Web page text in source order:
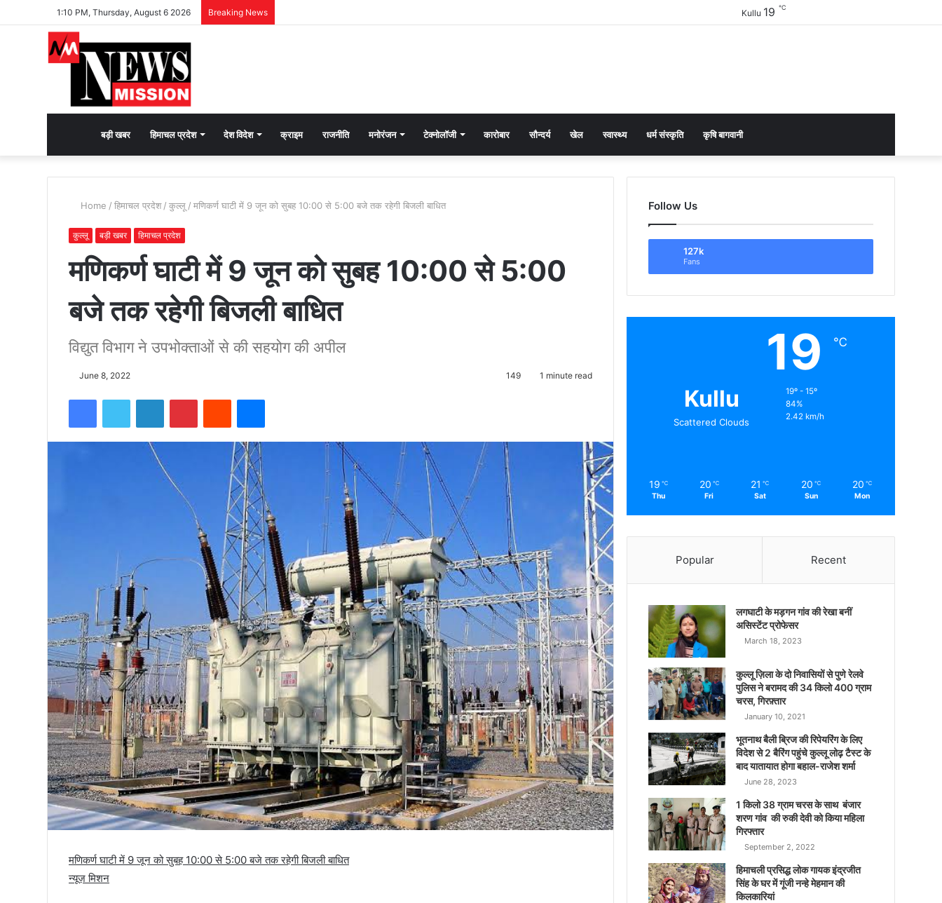
1:10 PM, Thursday, August 6 2026 Breaking News Kullu 19 ℃
भक्ति
भावना
जगाने
को
फीट
फहराया
तिरंगा
बड़ी खबर हिमाचल प्रदेश देश विदेश क्राइम राजनीति मनोरंजन टेक्नोलॉजी कारोबार सौन्दर्य खेल स्वास्थ्य धर्म संस्कृति कृषि बागवानी
Home / हिमाचल प्रदेश / कुल्लू / मणिकर्ण घाटी में 9 जून को सुबह 10:00 से 5:00 बजे तक रहेगी बिजली बाधित
कुल्लू बड़ी खबर हिमाचल प्रदेश
मणिकर्ण घाटी में 9 जून को सुबह 10:00 से 5:00
बजे तक रहेगी बिजली बाधित
विद्युत विभाग ने उपभोक्ताओं से की सहयोग की अपील
June 8, 2022 149 1 minute read
मणिकर्ण घाटी में 9 जून को सुबह 10:00 से 5:00 बजे तक रहेगी बिजली बाधित
न्यूज़ मिशन
Follow Us
127k
Fans
Kullu
Scattered Clouds
19 ℃
19º - 15º
84%
2.42 km/h
19 ℃
Thu
20 ℃
Fri
21 ℃
Sat
20 ℃
Sun
20 ℃
Mon
Popular Recent
लगघाटी के मड़गन गांव की रेखा बनीं
असिस्टेंट प्रोफेसर
March 18, 2023
कुल्लू ज़िला के दो निवासियों से पुणे रेलवे
पुलिस ने बरामद की 34 किलो 400 ग्राम
चरस, गिरफ़्तार
January 10, 2021
भूतनाथ बैली ब्रिज की रिपेयरिंग के लिए
विदेश से 2 बैरिंग पहुंचे कुल्लू लोढ़ टैस्ट के
बाद यातायात होगा बहाल-राजेश शर्मा
June 28, 2023
1 किलो 38 ग्राम चरस के साथ बंजार
शरण गांव की रुकी देवी को किया महिला
गिरफ्तार
September 2, 2022
हिमाचली प्रसिद्ध लोक गायक इंद्रजीत
सिंह के घर में गूंजी नन्हे मेहमान की
किलकारियां